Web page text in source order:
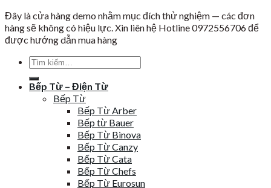
Đây là cửa hàng demo nhằm mục đích thử nghiệm — các đơn
hàng sẽ không có hiệu lực. Xin liên hệ Hotline 0972556706 để
được hướng dẫn mua hàng
Tìm
kiếm:
Bếp Từ – Điện Từ
Bếp Từ
Bếp Từ Arber
Bếp từ Bauer
Bếp Từ Binova
Bếp Từ Canzy
Bếp Từ Cata
Bếp Từ Chefs
Bếp Từ Eurosun